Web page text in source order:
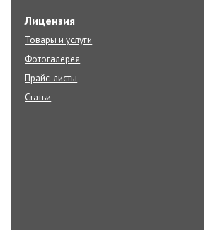
Лицензия
Товары и услуги
Фотогалерея
Прайс-листы
Статьи